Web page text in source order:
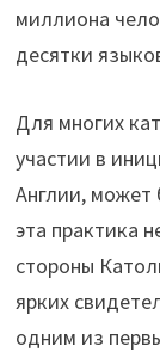
миллиона
десятки
Для многих
участии в
Англии, может
эта практика
стороны
ярких
одним из